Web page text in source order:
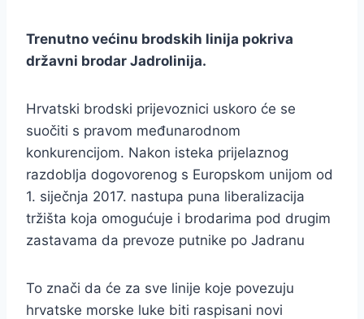
Trenutno većinu brodskih linija pokriva
državni brodar Jadrolinija.
Hrvatski brodski prijevoznici uskoro će se
suočiti s pravom međunarodnom
konkurencijom. Nakon isteka prijelaznog
razdoblja dogovorenog s Europskom unijom od
1. siječnja 2017. nastupa puna liberalizacija
tržišta koja omogućuje i brodarima pod drugim
zastavama da prevoze putnike po Jadranu
To znači da će za sve linije koje povezuju
hrvatske morske luke biti raspisani novi